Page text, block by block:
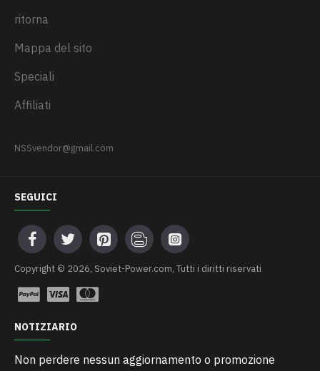
ritorna
Mappa del sito
Speciali
Affiliati
NSSvendor@gmail.com
SEGUICI
Сopyright © 2026, Soviet-Power.com, Tutti i diritti riservati
NOTIZIARIO
Non perdere nessun aggiornamento o promozione